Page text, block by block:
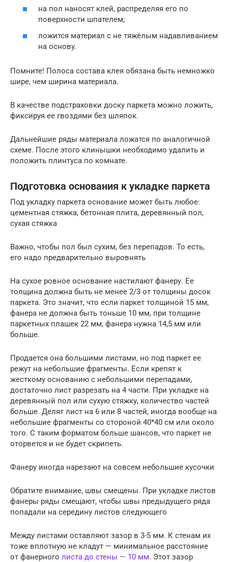
на пол наносят клей, распределяя его по
поверхности шпателем;
ложится материал с не тяжёлым надавливанием
на основу.
Помните! Полоса состава клея обязана быть немножко
шире, чем ширина материала.
В качестве подстраховки доску паркета можно ложить,
фиксируя ее гвоздями без шляпок.
Дальнейшие ряды материала ложатся по аналогичной
схеме. После этого клинышки необходимо удалить и
положить плинтуса по комнате.
Подготовка основания к укладке паркета
Под укладку паркета основание может быть любое:
цементная стяжка, бетонная плита, деревянный пол,
сухая стяжка
Важно, чтобы пол был сухим, без перепадов. То есть,
его надо предварительно выровнять
На сухое ровное основание настилают фанеру. Ее
толщина должна быть не менее 2/3 от толщины досок
паркета. Это значит, что если паркет толщиной 15 мм,
фанера не должна быть тоньше 10 мм, при толщине
паркетных плашек 22 мм, фанера нужна 14,5 мм или
больше.
Продается она большими листами, но под паркет ее
режут на небольшие фрагменты. Если крепят к
жесткому основанию с небольшими перепадами,
достаточно лист разрезать на 4 части. При укладке на
деревянный пол или сухую стяжку, количество частей
больше. Делят лист на 6 или 8 частей, иногда вообще на
небольшие фрагменты со стороной 40*40 см или около
того. С таким форматом больше шансов, что паркет не
оторвется и не будет скрипеть.
Фанеру иногда нарезают на совсем небольшие кусочки
Обратите внимание, швы смещены. При укладке листов
фанеры ряды смещают, чтобы швы предыдущего ряда
попадали на середину листов следующего
Между листами оставляют зазор в 3-5 мм. К стенам их
тоже вплотную не кладут — минимальное расстояние
от фанерного листа до стены — 10 мм. Этот зазор